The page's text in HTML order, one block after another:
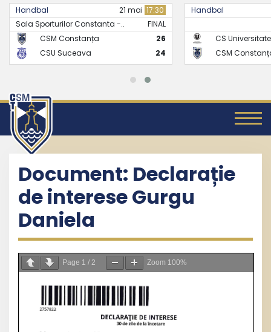
Handbal 21 mai 17:30
Sala Sporturilor Constanta -..
FINAL
CSM Constanța
26
CSU Suceava
24
Handbal
CS
CSM
Document: Declarație
de interese Gurgu
Daniela
Page 1 / 2 Zoom 100%